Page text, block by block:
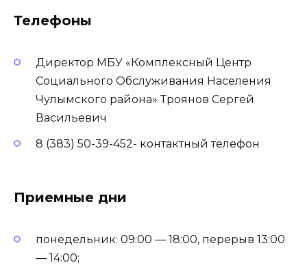
Телефоны
Директор МБУ «Комплексный Центр
Социального Обслуживания Населения
Чулымского района» Троянов Сергей
Васильевич
8 (383) 50-39-452- контактный телефон
Приемные дни
понедельник: 09:00 — 18:00, перерыв 13:00
— 14:00;